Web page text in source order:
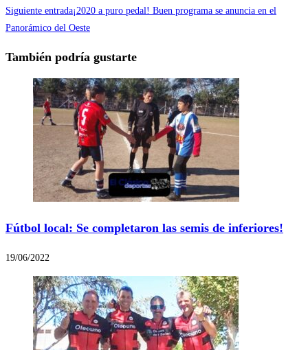
Siguiente entrada¡2020 a puro pedal! Buen programa se anuncia en el
Panorámico del Oeste
También podría gustarte
Fútbol local: Se completaron las semis de inferiores!
19/06/2022